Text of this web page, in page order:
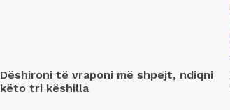
Dëshironi të vraponi më shpejt, ndiqni
këto tri këshilla